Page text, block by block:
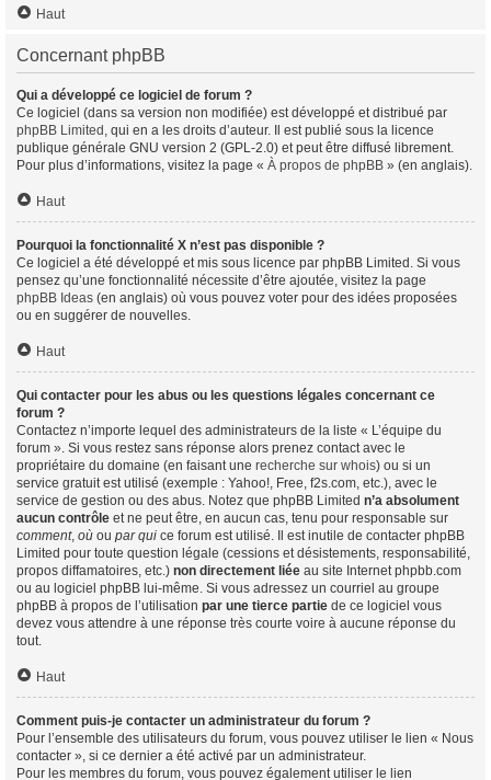
Haut
Concernant phpBB
Qui a développé ce logiciel de forum ?
Ce logiciel (dans sa version non modifiée) est développé et distribué par
phpBB Limited , qui en a les droits d’auteur. Il est publié sous la licence
publique générale GNU version 2 (GPL-2.0) et peut être diffusé librement.
Pour plus d’informations, visitez la page « À propos de phpBB » (en anglais).
Haut
Pourquoi la fonctionnalité X n’est pas disponible ?
Ce logiciel a été développé et mis sous licence par phpBB Limited. Si vous
pensez qu’une fonctionnalité nécessite d’être ajoutée, visitez la page
phpBB Ideas (en anglais) où vous pouvez voter pour des idées proposées
ou en suggérer de nouvelles.
Haut
Qui contacter pour les abus ou les questions légales concernant ce
forum ?
Contactez n’importe lequel des administrateurs de la liste « L’équipe du
forum ». Si vous restez sans réponse alors prenez contact avec le
propriétaire du domaine (en faisant une recherche sur whois) ou si un
service gratuit est utilisé (exemple : Yahoo!, Free, f2s.com, etc.), avec le
service de gestion ou des abus. Notez que phpBB Limited n’a absolument
aucun contrôle et ne peut être, en aucun cas, tenu pour responsable sur
comment, où ou par qui ce forum est utilisé. Il est inutile de contacter phpBB
Limited pour toute question légale (cessions et désistements, responsabilité,
propos diffamatoires, etc.) non directement liée au site Internet phpbb.com
ou au logiciel phpBB lui-même. Si vous adressez un courriel au groupe
phpBB à propos de l’utilisation par une tierce partie de ce logiciel vous
devez vous attendre à une réponse très courte voire à aucune réponse du
tout.
Haut
Comment puis-je contacter un administrateur du forum ?
Pour l’ensemble des utilisateurs du forum, vous pouvez utiliser le lien « Nous
contacter », si ce dernier a été activé par un administrateur.
Pour les membres du forum, vous pouvez également utiliser le lien